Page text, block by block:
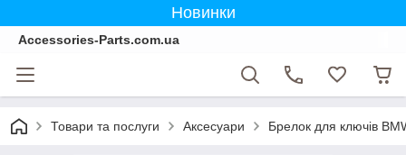
Новинки
Accessories-Parts.com.ua
Товари та послуги Аксесуари Брелок для ключів